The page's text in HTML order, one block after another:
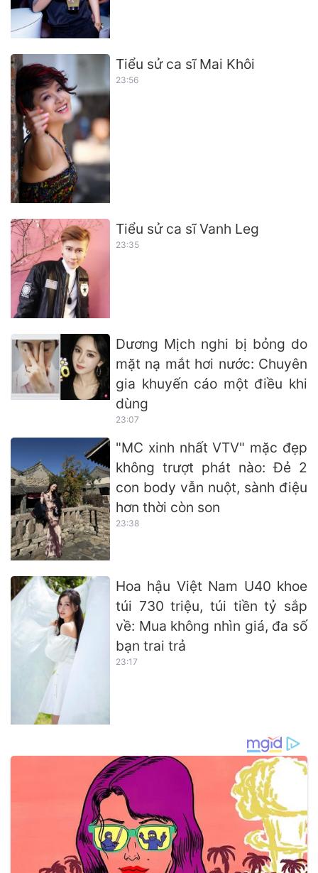
Tiểu sử ca sĩ Mai Khôi
23:56
Tiểu sử ca sĩ Vanh Leg
23:35
Dương Mịch nghi bị bỏng do
mặt nạ mắt hơi nước: Chuyên
gia khuyến cáo một điều khi
dùng
23:07
"MC xinh nhất VTV" mặc đẹp
không trượt phát nào: Đẻ 2
con body vẫn nuột, sành điệu
hơn thời còn son
23:38
Hoa hậu Việt Nam U40 khoe
túi 730 triệu, túi tiền tỷ sắp
về: Mua không nhìn giá, đa số
bạn trai trả
23:17